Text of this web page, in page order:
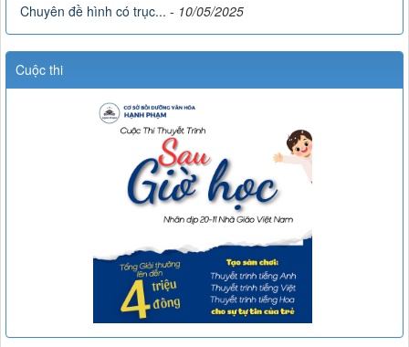
Chuyên đề hình có trục... - 10/05/2025
Cuộc thi